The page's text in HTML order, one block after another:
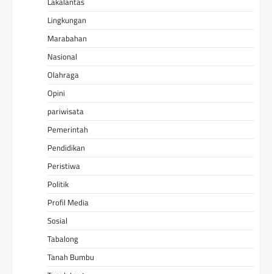
Lingkungan
Marabahan
Nasional
Olahraga
Opini
pariwisata
Pemerintah
Pendidikan
Peristiwa
Politik
Profil Media
Sosial
Tabalong
Tanah Bumbu